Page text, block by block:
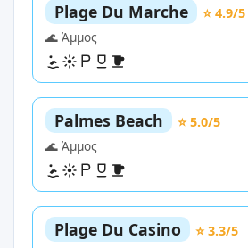
Plage Du Marche
⭐ 4.9/5
🌊 Άμμος
Palmes Beach
⭐ 5.0/5
🌊 Άμμος
Plage Du Casino
⭐ 3.3/5